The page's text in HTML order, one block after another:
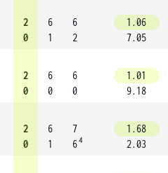
2
0
6
1
6
2
1.06
7.05
2
0
6
0
6
0
1.01
9.18
2
0
6
1
7
64
1.68
2.03